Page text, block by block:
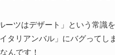
ーツはデザート」という常識
タリアンバル」にバグってし
んです！